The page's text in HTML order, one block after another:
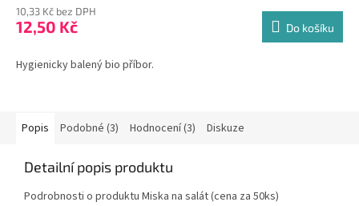
10,33 Kč bez DPH
12,50 Kč Do košíku
Hygienicky balený bio příbor.
Popis Podobné (3) Hodnocení (3) Diskuze
Detailní popis produktu
Podrobnosti o produktu Miska na salát (cena za 50ks)